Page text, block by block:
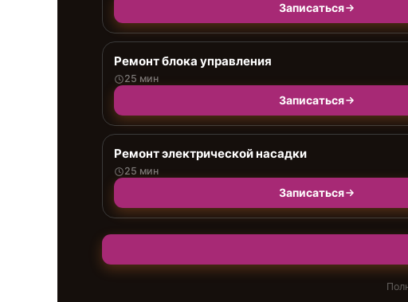
Записаться
Ремонт блока управления
25 мин
Записаться
Ремонт электрической насадки
25 мин
Записаться